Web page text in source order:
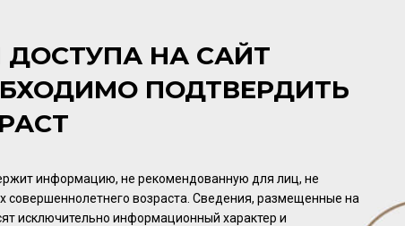
Ваша корзина пуста
ДОСТУПА НА САЙТ
ПОДТВЕРДИТЬ
информацию, не рекомендованную для лиц, не
совершеннолетнего возраста. Сведения, размещенные на
исключительно информационный характер и